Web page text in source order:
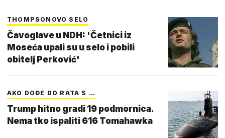
THOMPSONOVO SELO
Čavoglave u NDH: 'Četnici iz
Moseća upali su u selo i pobili
obitelj Perković'
AKO DOĐE DO RATA S …
Trump hitno gradi 19 podmornica.
Nema tko ispaliti 616 Tomahawka